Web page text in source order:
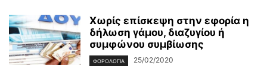
Χωρίς επίσκεψη στην εφορία η
δήλωση γάμου, διαζυγίου ή
συμφώνου συμβίωσης
ΦΟΡΟΛΟΓΊΑ 25/02/2020